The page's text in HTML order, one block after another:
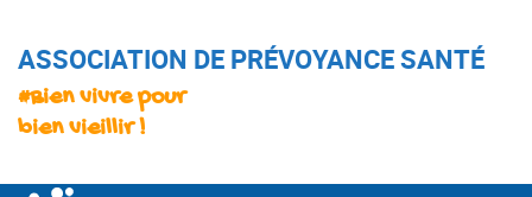
ASSOCIATION DE PRÉVOYANCE SANTÉ
#Bien vivre pour
bien vieillir !